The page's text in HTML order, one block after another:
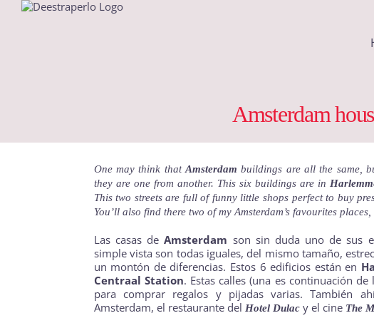
Saltar
Amsterdam
One may think thatAmsterdambuildings are all the same,
they are one from another. This six buildings are in
This two streets are full of funny little shops perfect to buy
You’ll also find there two of my Amsterdam’s favourites places,
Las casas deAmsterdam son sin duda uno de sus
simple vista son todas iguales, del mismo tamaño,
un montón de diferencias. Estos 6 edificios están en
Centraal Station. Estas calles (una es continuación
para comprar regalos y pijadas varias. También
Amsterdam, el restaurante del Hotel Dulacy el cine The